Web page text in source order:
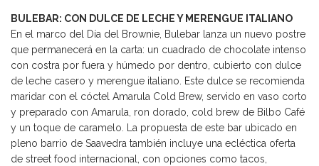
BULEBAR: CON DULCE DE LECHE Y MERENGUE ITALIANO
En el marco del Día del Brownie, Bulebar lanza un nuevo postre
que permanecerá en la carta: un cuadrado de chocolate intenso
con costra por fuera y húmedo por dentro, cubierto con dulce
de leche casero y merengue italiano. Este dulce se recomienda
maridar con el cóctel Amarula Cold Brew, servido en vaso corto
y preparado con Amarula, ron dorado, cold brew de Bilbo Café
y un toque de caramelo. La propuesta de este bar ubicado en
pleno barrio de Saavedra también incluye una ecléctica oferta
de street food internacional, con opciones como tacos,